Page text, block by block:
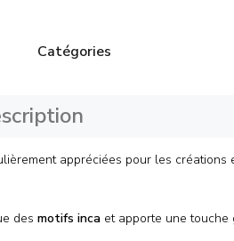
Catégories
appréciées pour les
des motifs inca et apporte une